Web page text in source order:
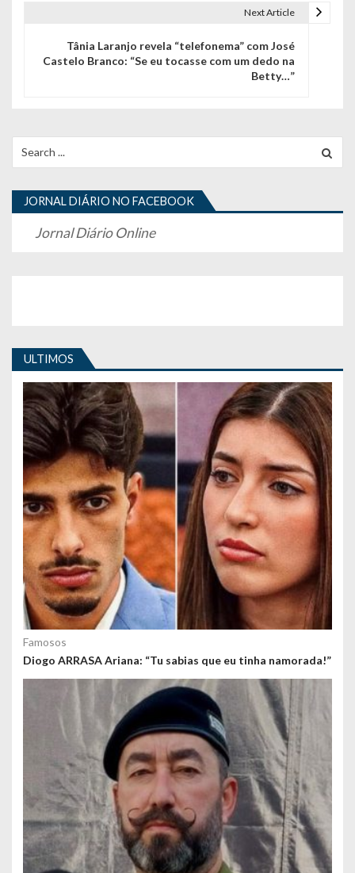
o
d
e
g
o
s
Next Article
Tânia Laranjo revela “telefonema” com José
Castelo Branco: “Se eu tocasse com um dedo na
Betty…”
for:
JORNAL DIÁRIO NO FACEBOOK
Jornal Diário Online
ULTIMOS
Famosos
Diogo ARRASA Ariana: “Tu sabias que eu tinha namorada!”